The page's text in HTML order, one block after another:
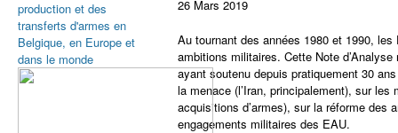
26 Mars 2019
Au tournant des années 1980 et 1990,
ambitions militaires. Cette Note
ayant soutenu depuis pratiquement 30
la menace (l’Iran, principalement), sur
acquisitions d’armes), sur la réforme des
engagements militaires des EAU.
production et des
transferts d'armes en
Belgique, en Europe et
dans le monde